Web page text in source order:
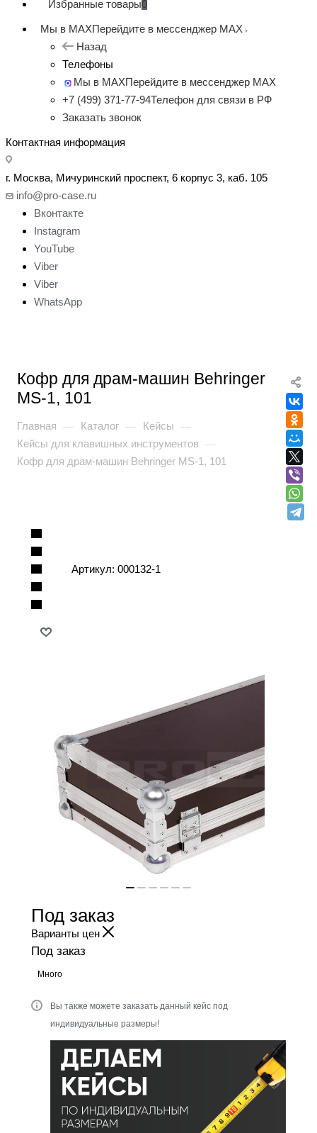
Избранные товары0
Мы в MAXПерейдите в мессенджер MAX
Назад
Телефоны
Мы в MAXПерейдите в мессенджер MAX
+7 (499) 371-77-94Телефон для связи в РФ
Заказать звонок
Контактная информация
г. Москва, Мичуринский проспект, 6 корпус 3, каб. 105
info@pro-case.ru
Вконтакте
Instagram
YouTube
Viber
Viber
WhatsApp
Кофр для драм-машин Behringer
MS-1, 101
Главная — Каталог — Кейсы —
Кейсы для клавишных инструментов —
Кофр для драм-машин Behringer MS-1, 101
Артикул: 000132-1
Под заказ
Варианты цен
Под заказ
Много
Вы также можете заказать данный кейс под
индивидуальные размеры!